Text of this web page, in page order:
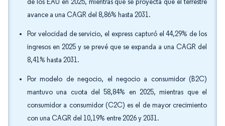
de los EAU en 2025, mientras que se proyecta que el terrestre
avance a una CAGR del 8,86% hasta 2031.
Por velocidad de servicio, el express capturó el 44,29% de los
ingresos en 2025 y se prevé que se expanda a una CAGR del
8,41% hasta 2031.
Por modelo de negocio, el negocio a consumidor (B2C)
mantuvo una cuota del 58,84% en 2025, mientras que el
consumidor a consumidor (C2C) es el de mayor crecimiento
con una CAGR del 10,19% entre 2026 y 2031.